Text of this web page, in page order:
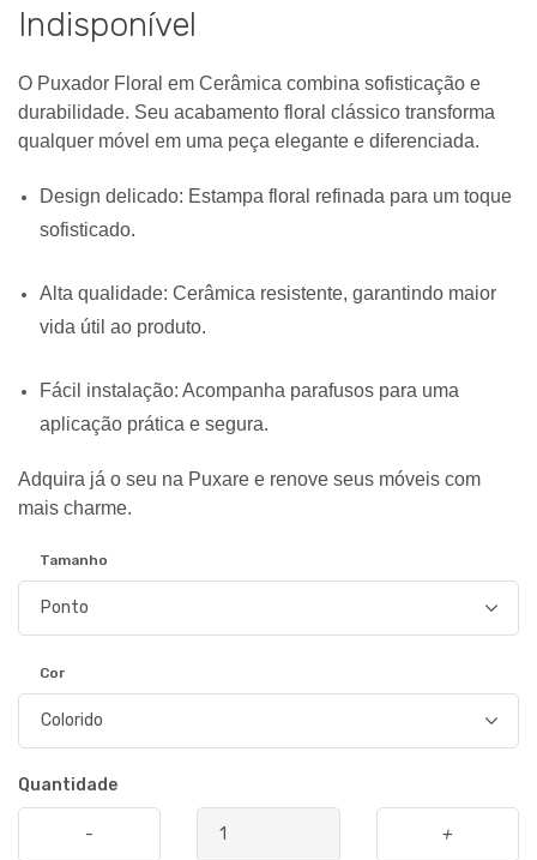
Indisponível
O Puxador Floral em Cerâmica combina sofisticação e
durabilidade. Seu acabamento floral clássico transforma
qualquer móvel em uma peça elegante e diferenciada.
Design delicado: Estampa floral refinada para um toque
sofisticado.
Alta qualidade: Cerâmica resistente, garantindo maior
vida útil ao produto.
Fácil instalação: Acompanha parafusos para uma
aplicação prática e segura.
Adquira já o seu na Puxare e renove seus móveis com
mais charme.
Tamanho
Cor
Quantidade
- +